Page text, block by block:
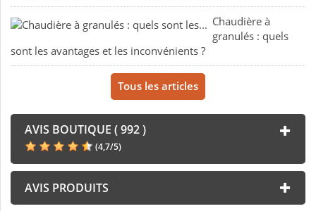
Chaudière à
granulés : quels
sont les avantages et les inconvénients ?
Tous les articles
AVIS BOUTIQUE ( 992 )
(4,7/5)
AVIS PRODUITS